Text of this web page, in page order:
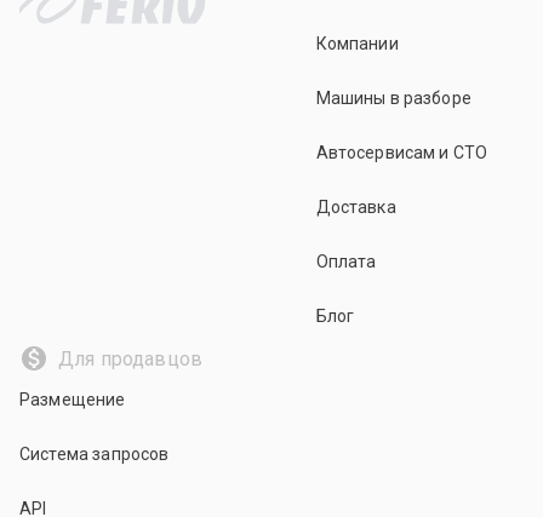
Компании
Машины в разборе
Автосервисам и СТО
Доставка
Оплата
Блог
Для продавцов
Размещение
Система запросов
API